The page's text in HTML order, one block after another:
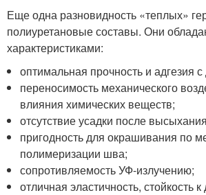
Еще одна разновидность «теплых»
полиуретановые составы. Они
характеристиками:
оптимальная прочность и адгезия
переносимость механического
влияния химических веществ;
отсутствие усадки после
пригодность для окрашивания по
полимеризации шва;
сопротивляемость УФ-излучению;
отличная эластичность, стойкость